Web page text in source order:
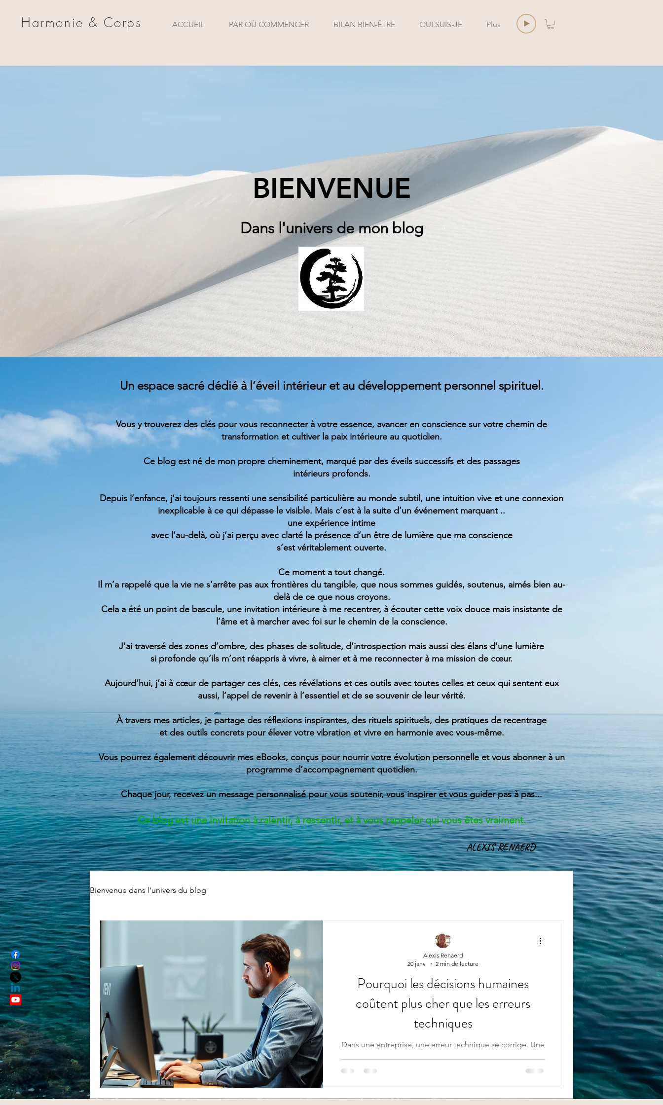
Harmonie & Corps ACCUEIL PAR OÙ COMMENCER BILAN BIEN-ÊTRE QUI SUIS-JE Plus
BIENVENUE
Dans l'univers de mon blog
Un espace sacré dédié à l’éveil intérieur et au développement personnel spirituel.
Vous y trouverez des clés pour vous reconnecter à votre essence, avancer en conscience sur votre chemin de
transformation et cultiver la paix intérieure au quotidien.
Ce blog est né de mon propre cheminement, marqué par des éveils successifs et des passages
intérieurs profonds.
Depuis l’enfance, j’ai toujours ressenti une sensibilité particulière au monde subtil, une intuition vive et une connexion
inexplicable à ce qui dépasse le visible. Mais c’est à la suite d’un événement marquant ..
une expérience intime
avec l’au-delà, où j’ai perçu avec clarté la présence d’un être de lumière que ma conscience
s’est véritablement ouverte.
Ce moment a tout changé.
Il m’a rappelé que la vie ne s’arrête pas aux frontières du tangible, que nous sommes guidés, soutenus, aimés bien au-
delà de ce que nous croyons.
Cela a été un point de bascule, une invitation intérieure à me recentrer, à écouter cette voix douce mais insistante de
l’âme et à marcher avec foi sur le chemin de la conscience.
J’ai traversé des zones d’ombre, des phases de solitude, d’introspection mais aussi des élans d’une lumière
si profonde qu’ils m’ont réappris à vivre, à aimer et à me reconnecter à ma mission de cœur.
Aujourd’hui, j’ai à cœur de partager ces clés, ces révélations et ces outils avec toutes celles et ceux qui sentent eux
aussi, l’appel de revenir à l’essentiel et de se souvenir de leur vérité.
À travers mes articles, je partage des réflexions inspirantes, des rituels spirituels, des pratiques de recentrage
et des outils concrets pour élever votre vibration et vivre en harmonie avec vous-même.
Vous pourrez également découvrir mes eBooks, conçus pour nourrir votre évolution personnelle et vous abonner à un
programme d’accompagnement quotidien.
Chaque jour, recevez un message personnalisé pour vous soutenir, vous inspirer et vous guiderpas à pas...
Ce blog est une invitation à ralentir, à ressentir, et à vous rappeler qui vous êtes vraiment.
ALEXIS RENAERD
Bienvenue dans l'univers du blog
Pourquoi les décisions humaines
coûtent plus cher que les erreurs
techniques
Dans une entreprise, une erreur technique se corrige. Une
professionnel ne se manifeste pas toujours
Alexis Renaerd
20 janv.
2 min de lecture